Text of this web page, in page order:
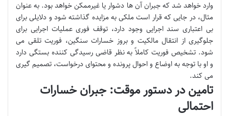
وارد خواهد شد که جبران آن ها دشوار یا غیرممکن خواهد بود. به عنوان
مثال، در جایی که قرار است ملکی به مزایده گذاشته شود و دلایلی برای
بی اعتباری سند اجرایی وجود دارد، توقف فوری عملیات اجرایی برای
جلوگیری از انتقال مالکیت و بروز خسارات سنگین، فوریت تلقی می
شود. تشخیص فوریت کاملاً به نظر قاضی رسیدگی کننده بستگی دارد
و او با توجه به اوضاع و احوال پرونده و محتوای درخواست، تصمیم گیری
می کند.
تامین در دستور موقت: جبران خسارات
احتمالی